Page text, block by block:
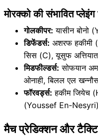
मोरक्को की संभावित
गोलकीपर: यासीन बोनो
डिफेंडर्स: अशरफ हकीमी
सिस (C), यूसुफ
मिडफील्डर्स: सोफयान
ओनाही, बिलल एल
फॉरवर्ड्स: हकीम जियेच
(Youssef En-
मैच प्रेडिक्शन और